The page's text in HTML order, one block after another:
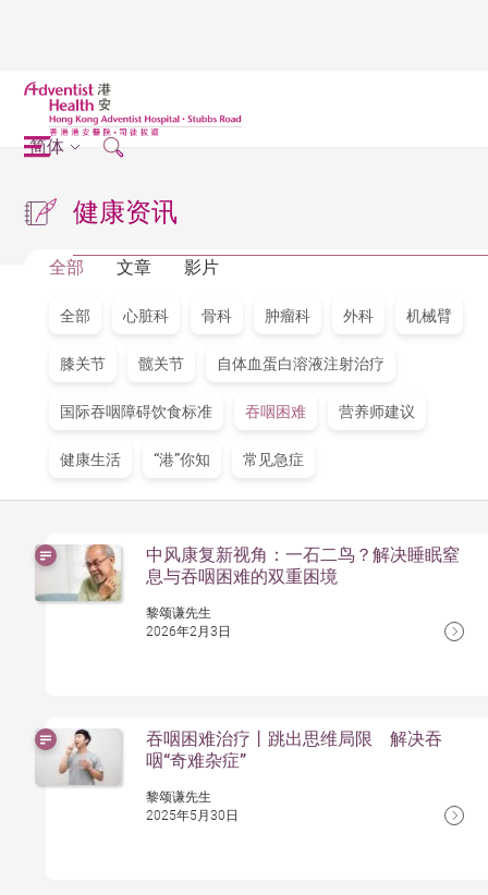
简体
健康资讯
全部 文章 影片
全部 心脏科 骨科 肿瘤科 外科 机械臂
膝关节 髋关节 自体血蛋白溶液注射治疗
国际吞咽障碍饮食标准 吞咽困难 营养师建议
健康生活 “港”你知 常见急症
中风康复新视角：一石二鸟？解决睡眠窒
息与吞咽困难的双重困境
黎颂谦先生
2026年2月3日
吞咽困难治疗丨跳出思维局限 解决吞
咽“奇难杂症”
黎颂谦先生
2025年5月30日